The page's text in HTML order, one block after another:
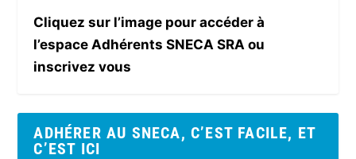
Cliquez sur l’image pour accéder à
l’espace Adhérents SNECA SRA ou
inscrivez vous
ADHÉRER AU SNECA, C’EST FACILE, ET
C’EST ICI